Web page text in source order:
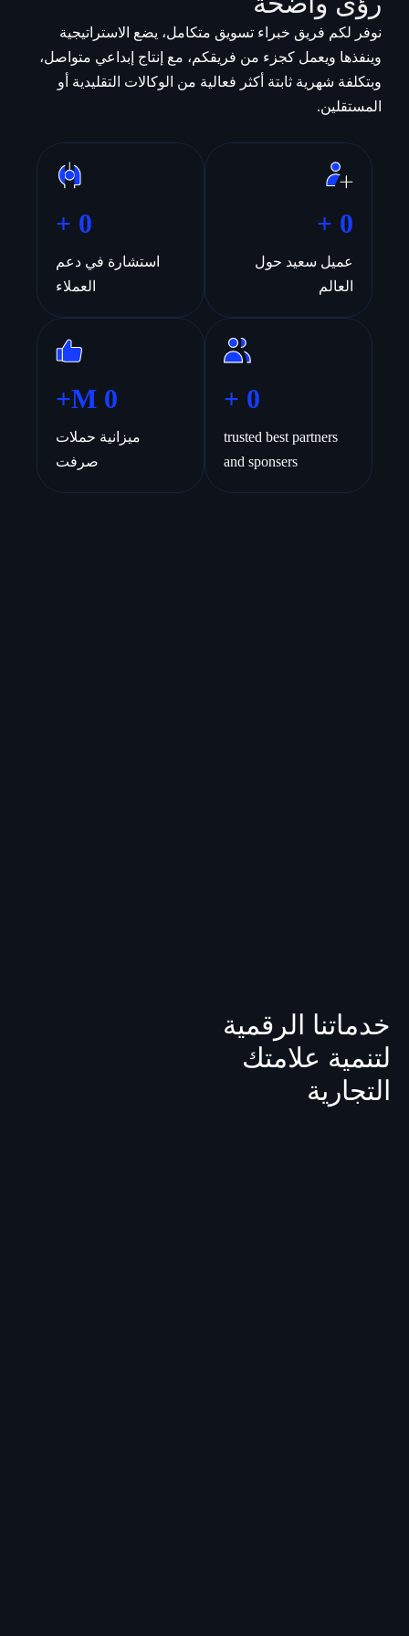
نوفر لكم فريق خبراء تسويق متكامل، يضع الاستراتيجية
وينفذها ويعمل كجزء من فريقكم، مع إنتاج إبداعي متواصل،
وبتكلفة شهرية ثابتة أكثر فعالية من الوكالات التقليدية أو
المستقلين.
0
+
عميل سعيد حول
العالم
0
+
trusted best partners
and sponsers
0
+
استشارة في دعم
العملاء
0
M+
ميزانية حملات
صرفت
خدماتنا الرقمية
لتنمية علامتك
التجارية